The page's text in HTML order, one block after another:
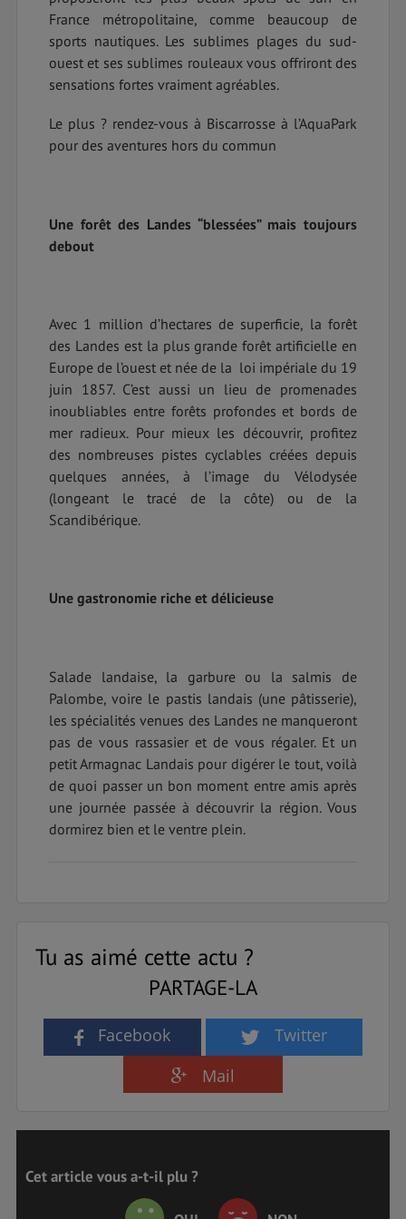
France métropolitaine, comme beaucoup de
sports nautiques. Les sublimes plages du sud-
ouest et ses sublimes rouleaux vous offriront des
sensations fortes vraiment agréables.
Le plus ? rendez-vous à Biscarrosse à l’AquaPark
pour des aventures hors du commun
Une forêt des Landes “blessées” mais toujours
debout
Avec 1 million d’hectares de superficie, la forêt
des Landes est la plus grande forêt artificielle en
Europe de l’ouest et née de la loi impériale du 19
juin 1857. C’est aussi un lieu de promenades
inoubliables entre forêts profondes et bords de
mer radieux. Pour mieux les découvrir, profitez
des nombreuses pistes cyclables créées depuis
quelques années, à l’image du Vélodysée
(longeant le tracé de la côte) ou de la
Scandibérique.
Une gastronomie riche et délicieuse
Salade landaise, la garbure ou la salmis de
Palombe, voire le pastis landais (une pâtisserie),
les spécialités venues des Landes ne manqueront
pas de vous rassasier et de vous régaler. Et un
petit Armagnac Landais pour digérer le tout, voilà
de quoi passer un bon moment entre amis après
une journée passée à découvrir la région. Vous
dormirez bien et le ventre plein.
Tu as aimé cette actu ?
PARTAGE-LA
Facebook
Twitter
Mail
Cet article vous a-t-il plu ?